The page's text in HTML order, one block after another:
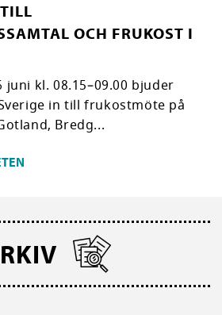
OCH FRUKOST I
juni kl. 08.15–09.00 bjuder
in till frukostmöte på
Bredg...